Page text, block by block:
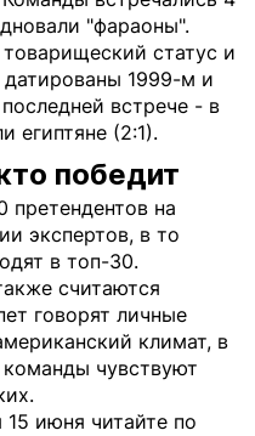
"фараоны".
статус и
1999-м и
встрече - в
египтяне (2:1).
победит
претендентов на
экспертов, в то
в топ-30.
считаются
говорят личные
климат, в
чувствуют
июня читайте по